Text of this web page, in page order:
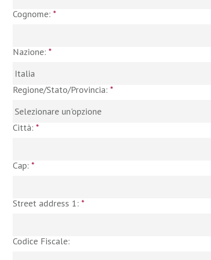
Cognome: *
Nazione: *
Regione/Stato/Provincia: *
Città: *
Cap: *
Street address 1: *
Codice Fiscale: